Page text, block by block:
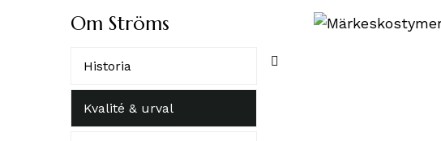
HERR
VARUMÄRKEN
SKRÄDDERI
Om Ströms
Historia
Kvalité & urval